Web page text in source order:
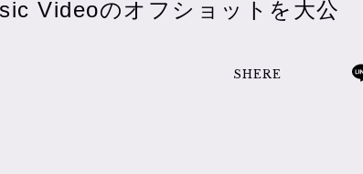
Videoのオフショットを大公
SHERE